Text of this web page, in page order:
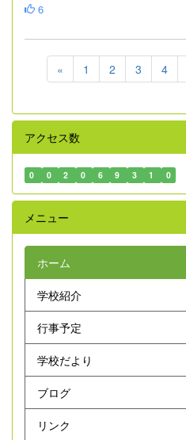
6
« 1 2 3 4
アクセス数
0 0 2 0 6 9 3 1 0
メニュー
ホーム
学校紹介
行事予定
学校だより
ブログ
リンク